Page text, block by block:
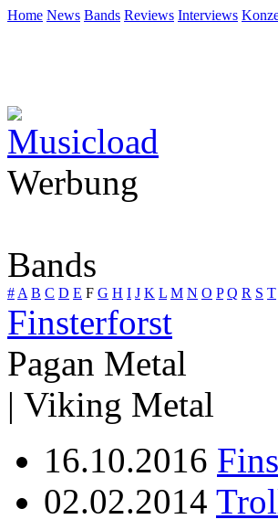
Home News Bands Reviews Interviews
Werbung
Bands
# A B C D E F G H I J K L M N O P Q R S T
Finsterforst
Pagan Metal
| Viking Metal
16.10.2016
02.02.2014